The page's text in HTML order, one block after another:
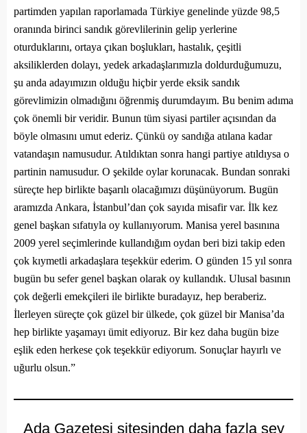
partimden yapılan raporlamada Türkiye genelinde yüzde 98,5
oranında birinci sandık görevlilerinin gelip yerlerine
oturduklarını, ortaya çıkan boşlukları, hastalık, çeşitli
aksiliklerden dolayı, yedek arkadaşlarımızla doldurduğumuzu,
şu anda adayımızın olduğu hiçbir yerde eksik sandık
görevlimizin olmadığını öğrenmiş durumdayım. Bu benim adıma
çok önemli bir veridir. Bunun tüm siyasi partiler açısından da
böyle olmasını umut ederiz. Çünkü oy sandığa atılana kadar
vatandaşın namusudur. Atıldıktan sonra hangi partiye atıldıysa o
partinin namusudur. O şekilde oylar korunacak. Bundan sonraki
süreçte hep birlikte başarılı olacağımızı düşünüyorum. Bugün
aramızda Ankara, İstanbul’dan çok sayıda misafir var. İlk kez
genel başkan sıfatıyla oy kullanıyorum. Manisa yerel basınına
2009 yerel seçimlerinde kullandığım oydan beri bizi takip eden
çok kıymetli arkadaşlara teşekkür ederim. O günden 15 yıl sonra
bugün bu sefer genel başkan olarak oy kullandık. Ulusal basının
çok değerli emekçileri ile birlikte buradayız, hep beraberiz.
İlerleyen süreçte çok güzel bir ülkede, çok güzel bir Manisa’da
hep birlikte yaşamayı ümit ediyoruz. Bir kez daha bugün bize
eşlik eden herkese çok teşekkür ediyorum. Sonuçlar hayırlı ve
uğurlu olsun.”
Ada Gazetesi sitesinden daha fazla şey